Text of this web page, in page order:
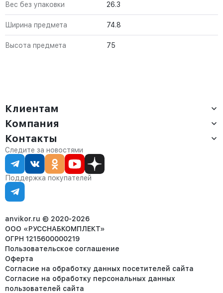
Вес без упаковки 26.3
Ширина предмета 74.8
Высота предмета 75
Клиентам
Доставка
Оплата
Сервис
Статус заказа
Статьи
Компания
О компании
Контакты
Партнёрам
Контакты
Отдел продаж:
8 (800) 234-22-62
corp@anvikor.ru
Ежедневно, с 7:00-19:00 (МСК)
Отдел рекламации:
8 (953) 455-25-61
Следите за новостями
Поддержка покупателей
anvikor.ru © 2020-2026
ООО «РУССНАБКОМПЛЕКТ»
ОГРН 1215600000219
Пользовательское соглашение
Оферта
Согласие на обработку данных посетителей сайта
Согласие на обработку персональных данных
пользователей сайта